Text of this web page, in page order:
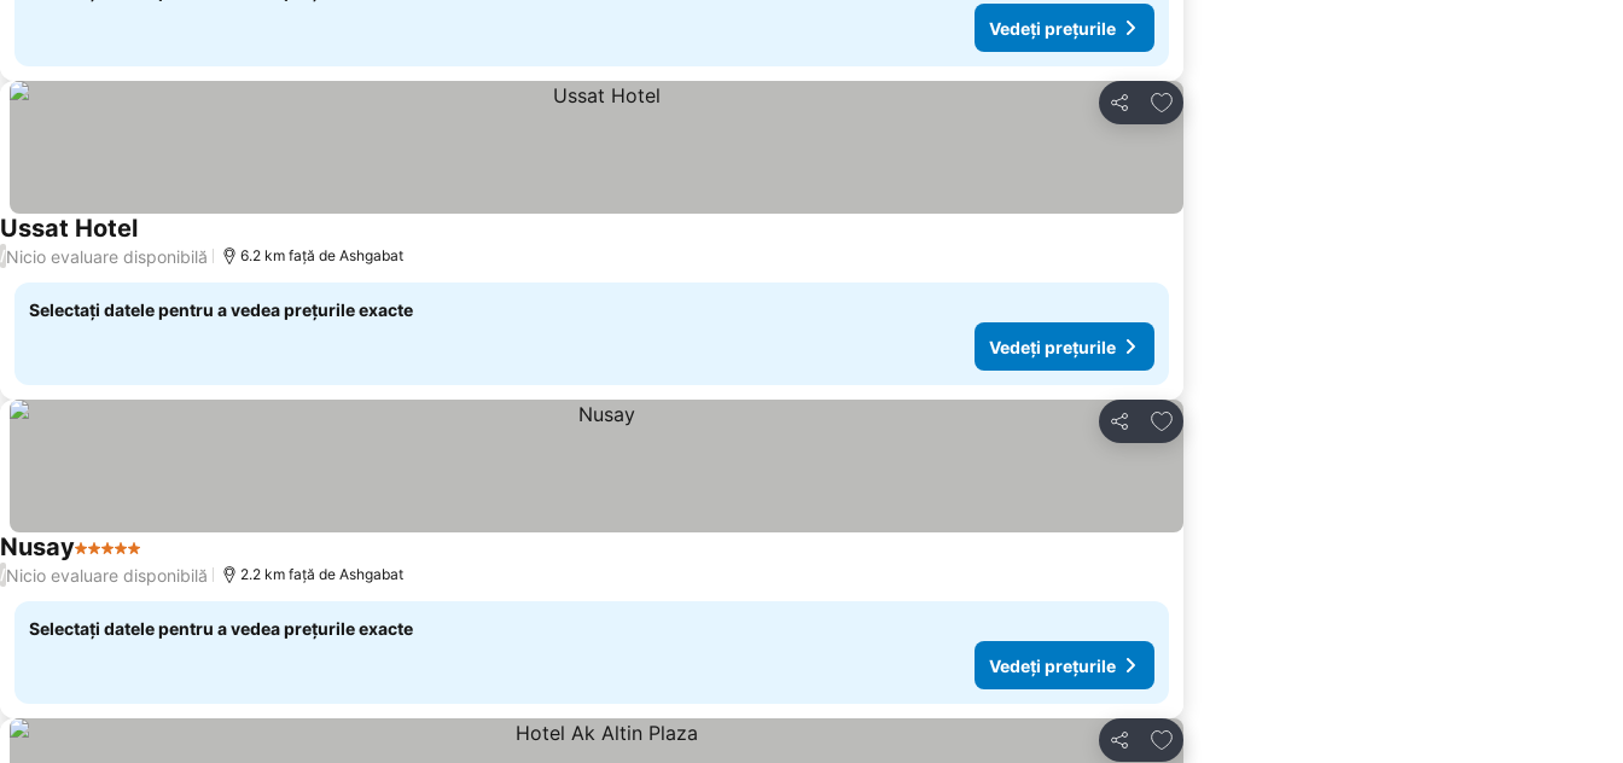
Vedeți prețurile
Distribuiți
Adăugaţi la favorite
Ussat Hotel
/Nicio evaluare disponibilă 6.2 km faţă de Ashgabat
Selectați datele pentru a vedea prețurile exacte
Vedeți prețurile
Distribuiți
Adăugaţi la favorite
Nusay5 Stele
/Nicio evaluare disponibilă 2.2 km faţă de Ashgabat
Selectați datele pentru a vedea prețurile exacte
Vedeți prețurile
Distribuiți
Adăugaţi la favorite